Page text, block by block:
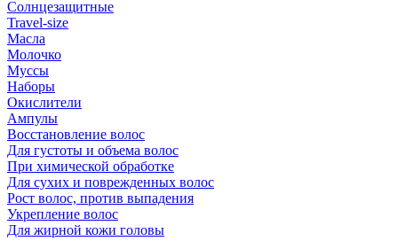
Солнцезащитные
Travel-size
Масла
Молочко
Муссы
Наборы
Окислители
Ампулы
Восстановление волос
Для густоты и объема волос
При химической обработке
Для сухих и поврежденных волос
Рост волос, против выпадения
Укрепление волос
Для жирной кожи головы